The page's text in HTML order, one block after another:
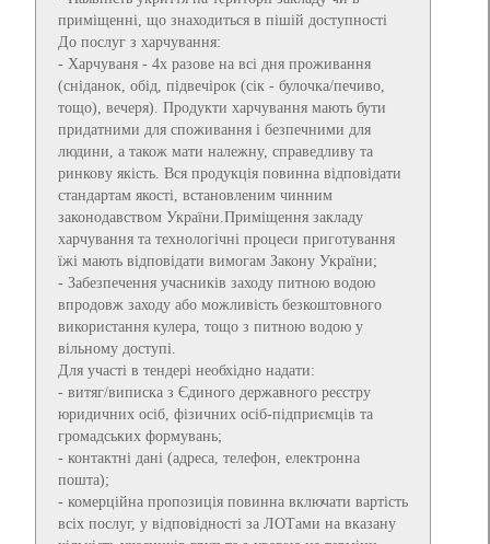
приміщенні, що знаходиться в пішій доступності
До послуг з харчування:
- Харчуваня - 4х разове на всі дня проживання
(сніданок, обід, підвечірок (сік - булочка/печиво,
тощо), вечеря). Продукти харчування мають бути
придатними для споживання і безпечними для
людини, а також мати належну, справедливу та
ринкову якість. Вся продукція повинна відповідати
стандартам якості, встановленим чинним
законодавством України.Приміщення закладу
харчування та технологічні процеси приготування
їжі мають відповідати вимогам Закону України;
- Забезпечення учасників заходу питною водою
впродовж заходу або можливість безкоштовного
використання кулера, тощо з питною водою у
вільному доступі.
Для участі в тендері необхідно надати:
- витяг/виписка з Єдиного державного реєстру
юридичних осіб, фізичних осіб-підприємців та
громадських формувань;
- контактні дані (адреса, телефон, електронна
пошта);
- комерційна пропозиція повинна включати вартість
всіх послуг, у відповідності за ЛОТами на вказану